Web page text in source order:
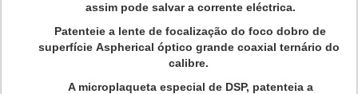
assim pode salvar a corrente eléctrica.
Patenteie a lente de focalização do foco dobro de
superfície Aspherical óptico grande coaxial ternário do
calibre.
A microplaqueta especial de DSP, patenteia a